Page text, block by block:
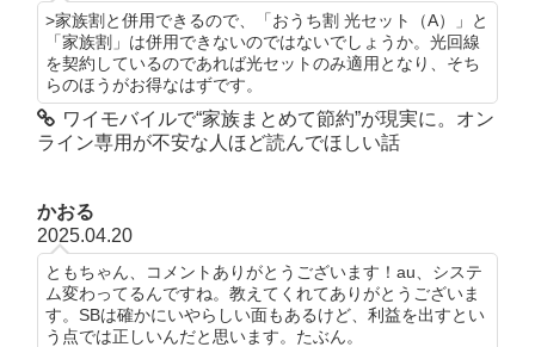
>家族割と併用できるので、「おうち割 光セット（A）」と
「家族割」は併用できないのではないでしょうか。光回線
を契約しているのであれば光セットのみ適用となり、そち
らのほうがお得なはずです。
ワイモバイルで“家族まとめて節約”が現実に。オン
ライン専用が不安な人ほど読んでほしい話
かおる
2025.04.20
ともちゃん、コメントありがとうございます！au、システ
ム変わってるんですね。教えてくれてありがとうございま
す。SBは確かにいやらしい面もあるけど、利益を出すとい
う点では正しいんだと思います。たぶん。